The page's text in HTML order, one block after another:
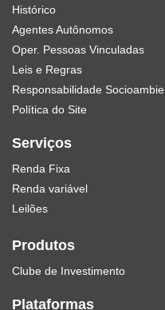
Histórico
Agentes Autônomos
Oper. Pessoas Vinculadas
Leis e Regras
Responsabilidade
Política do Site
Serviços
Renda Fixa
Renda variável
Leilões
Produtos
Clube de Investimento
Plataformas